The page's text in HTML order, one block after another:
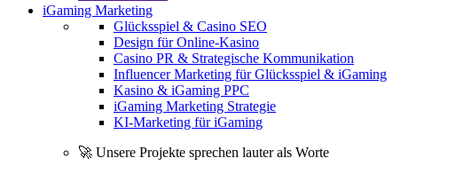
iGaming Marketing
Glücksspiel & Casino SEO
Design für Online-Kasino
Casino PR & Strategische Kommunikation
Influencer Marketing für Glücksspiel & iGaming
Kasino & iGaming PPC
iGaming Marketing Strategie
KI-Marketing für iGaming
🚀 Unsere Projekte sprechen lauter als Worte